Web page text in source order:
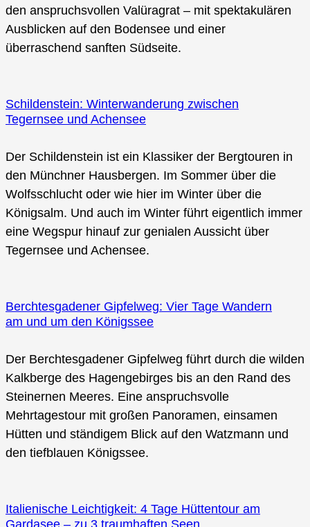
den anspruchsvollen Valüragrat – mit spektakulären
Ausblicken auf den Bodensee und einer
überraschend sanften Südseite.
Schildenstein: Winterwanderung zwischen
Tegernsee und Achensee
Der Schildenstein ist ein Klassiker der Bergtouren in
den Münchner Hausbergen. Im Sommer über die
Wolfsschlucht oder wie hier im Winter über die
Königsalm. Und auch im Winter führt eigentlich immer
eine Wegspur hinauf zur genialen Aussicht über
Tegernsee und Achensee.
Berchtesgadener Gipfelweg: Vier Tage Wandern
am und um den Königssee
Der Berchtesgadener Gipfelweg führt durch die wilden
Kalkberge des Hagengebirges bis an den Rand des
Steinernen Meeres. Eine anspruchsvolle
Mehrtagestour mit großen Panoramen, einsamen
Hütten und ständigem Blick auf den Watzmann und
den tiefblauen Königssee.
Italienische Leichtigkeit: 4 Tage Hüttentour am